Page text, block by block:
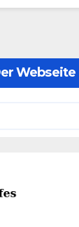
Webseite